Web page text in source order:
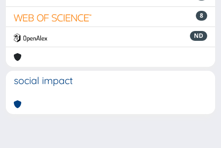
8
ND
social impact